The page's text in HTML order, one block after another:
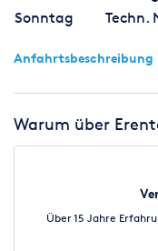
Sonntag
Techn.
Anfahrtsbeschreibung
Warum über
Über 15 Jahre